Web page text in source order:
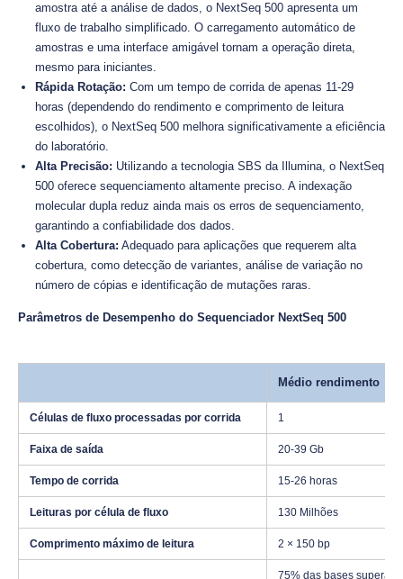
amostra até a análise de dados, o NextSeq 500 apresenta um
fluxo de trabalho simplificado. O carregamento automático de
amostras e uma interface amigável tornam a operação direta,
mesmo para iniciantes.
Rápida Rotação: Com um tempo de corrida de apenas 11-29
horas (dependendo do rendimento e comprimento de leitura
escolhidos), o NextSeq 500 melhora significativamente a eficiência
do laboratório.
Alta Precisão: Utilizando a tecnologia SBS da Illumina, o NextSeq
500 oferece sequenciamento altamente preciso. A indexação
molecular dupla reduz ainda mais os erros de sequenciamento,
garantindo a confiabilidade dos dados.
Alta Cobertura: Adequado para aplicações que requerem alta
cobertura, como detecção de variantes, análise de variação no
número de cópias e identificação de mutações raras.
Parâmetros de Desempenho do Sequenciador NextSeq 500
Médio rendimento
Células de fluxo processadas por corrida 1
Faixa de saída 20-39 Gb
Tempo de corrida 15-26 horas
Leituras por célula de fluxo 130 Milhões
Comprimento máximo de leitura 2 × 150 bp
75% das bases